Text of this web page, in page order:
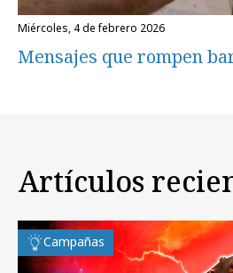
miércoles, 4 de febrero 2026
Mensajes que rompen
Artículos
Campañas